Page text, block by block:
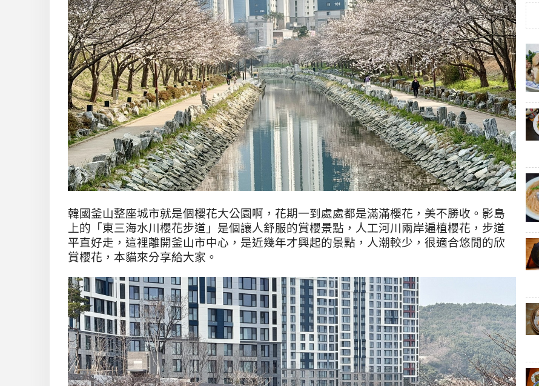
韓國釜山整座城市就是個櫻花大公園啊，花期一到處處都是滿滿櫻花，美不勝收。影島
上的「東三海水川櫻花步道」是個讓人舒服的賞櫻景點，人工河川兩岸遍植櫻花，步道
平直好走，這裡離開釜山市中心，是近幾年才興起的景點，人潮較少，很適合悠閒的欣
賞櫻花，本貓來分享給大家。